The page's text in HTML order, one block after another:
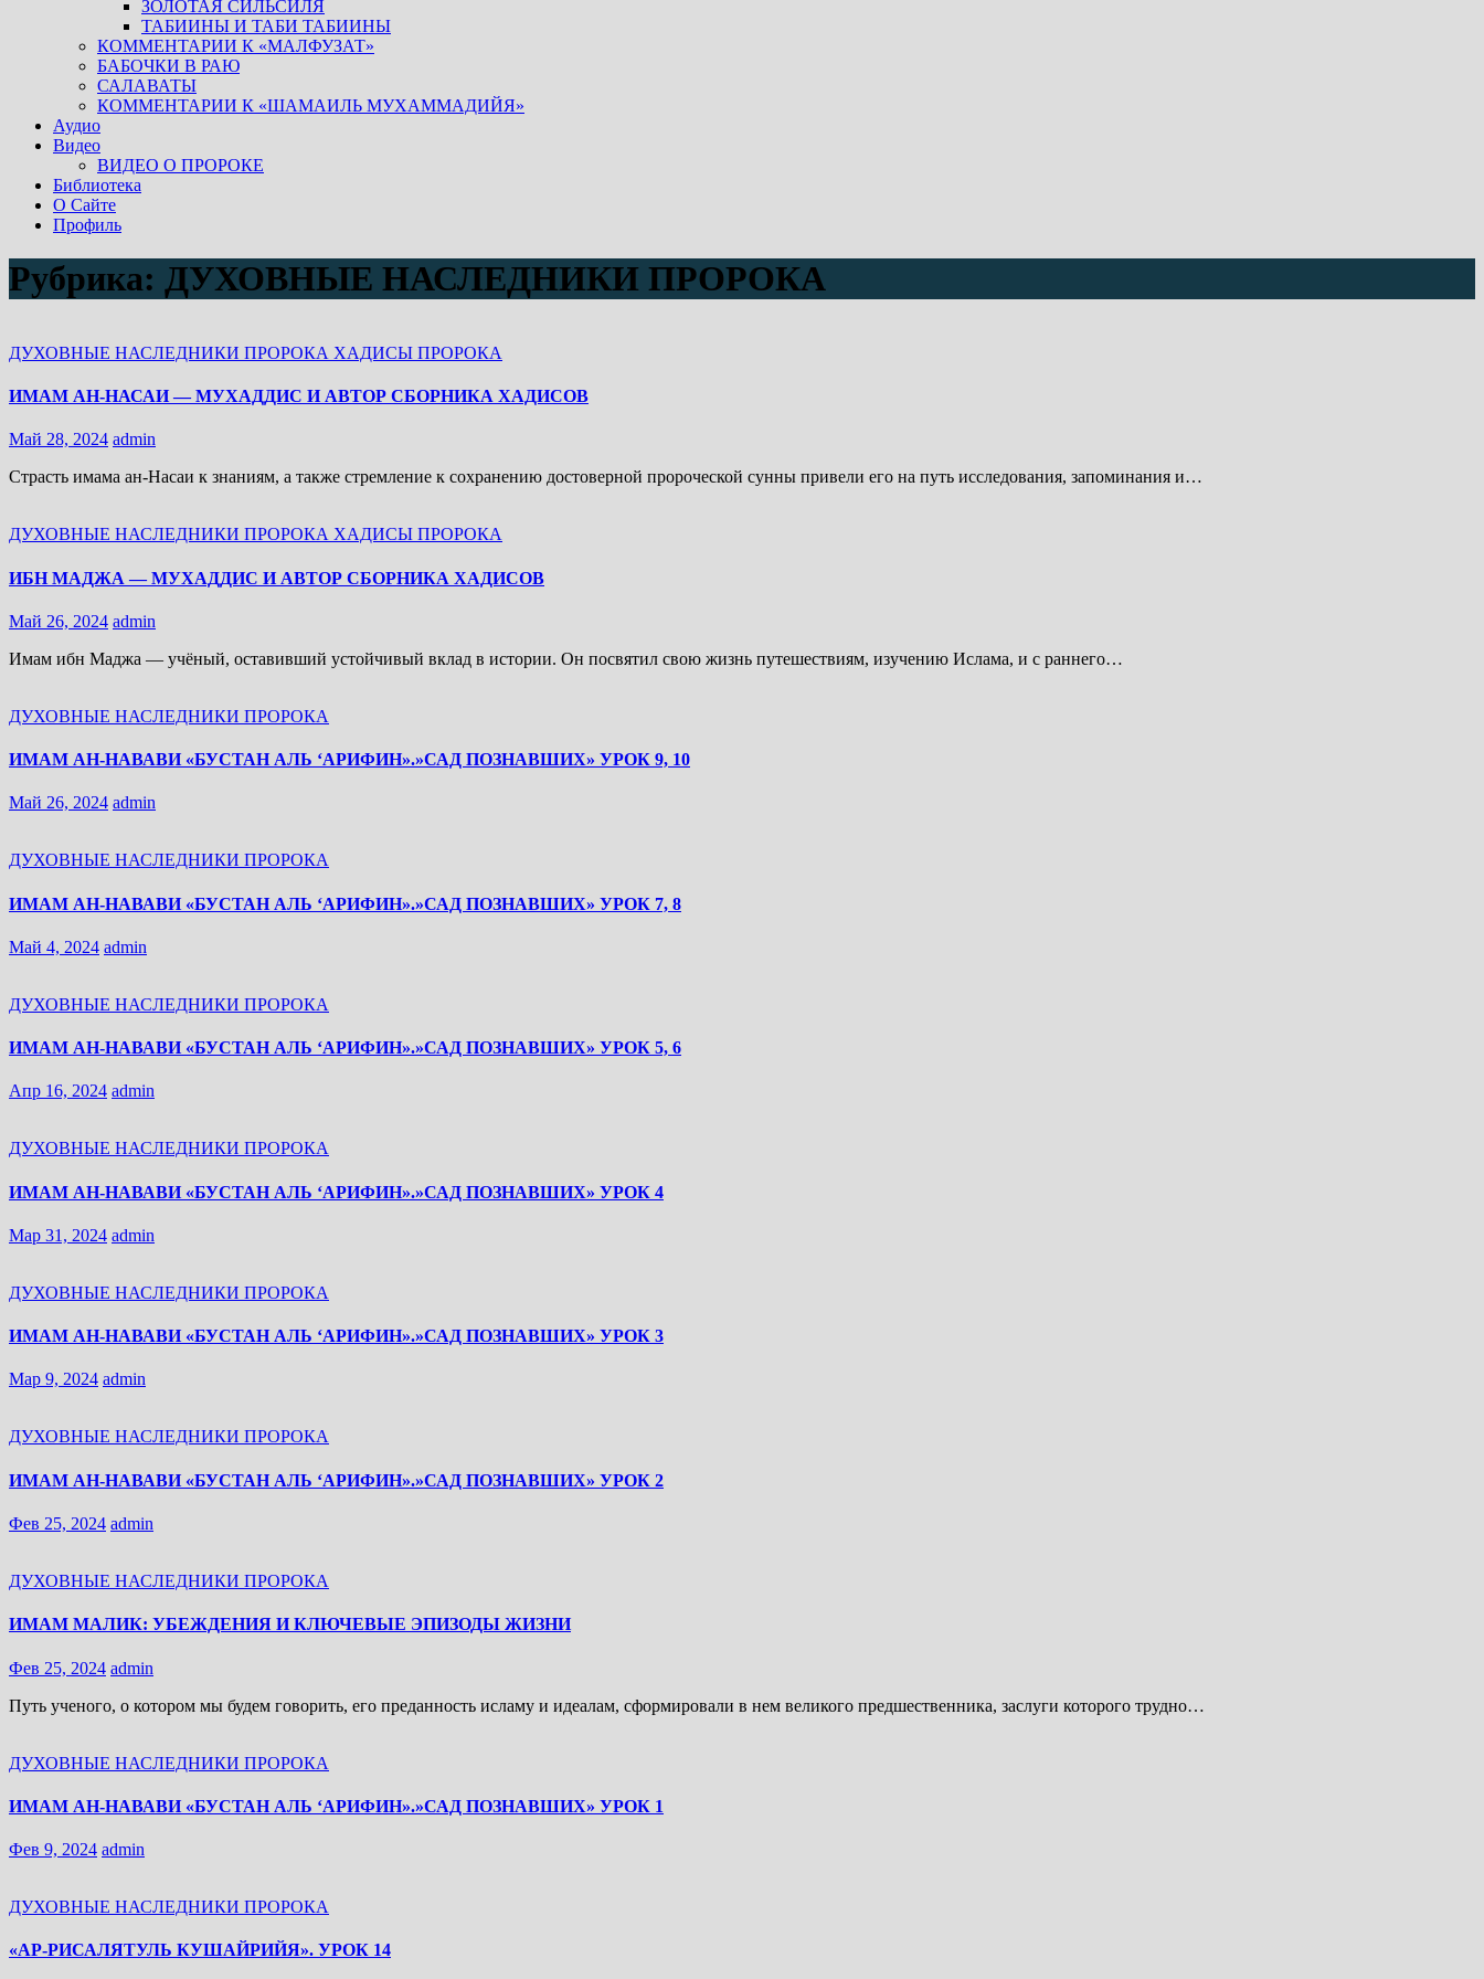
ЗОЛОТАЯ СИЛЬСИЛЯ
ТАБИИНЫ И ТАБИ ТАБИИНЫ
КОММЕНТАРИИ К «МАЛФУЗАТ»
БАБОЧКИ В РАЮ
САЛАВАТЫ
КОММЕНТАРИИ К «ШАМАИЛЬ МУХАММАДИЙЯ»
Аудио
Видео
ВИДЕО О ПРОРОКЕ
Библиотека
О Сайте
Профиль
Рубрика: ДУХОВНЫЕ НАСЛЕДНИКИ ПРОРОКА
ДУХОВНЫЕ НАСЛЕДНИКИ ПРОРОКА ХАДИСЫ ПРОРОКА
ИМАМ АН-НАСАИ — МУХАДДИС И АВТОР СБОРНИКА ХАДИСОВ
Май 28, 2024 admin
Страсть имама ан-Насаи к знаниям, а также стремление к сохранению достоверной пророческой сунны привели его на путь исследования, запоминания и…
ДУХОВНЫЕ НАСЛЕДНИКИ ПРОРОКА ХАДИСЫ ПРОРОКА
ИБН МАДЖА — МУХАДДИС И АВТОР СБОРНИКА ХАДИСОВ
Май 26, 2024 admin
Имам ибн Маджа — учёный, оставивший устойчивый вклад в истории. Он посвятил свою жизнь путешествиям, изучению Ислама, и с раннего…
ДУХОВНЫЕ НАСЛЕДНИКИ ПРОРОКА
ИМАМ АН-НАВАВИ «БУСТАН АЛЬ ‘АРИФИН».»САД ПОЗНАВШИХ» УРОК 9, 10
Май 26, 2024 admin
ДУХОВНЫЕ НАСЛЕДНИКИ ПРОРОКА
ИМАМ АН-НАВАВИ «БУСТАН АЛЬ ‘АРИФИН».»САД ПОЗНАВШИХ» УРОК 7, 8
Май 4, 2024 admin
ДУХОВНЫЕ НАСЛЕДНИКИ ПРОРОКА
ИМАМ АН-НАВАВИ «БУСТАН АЛЬ ‘АРИФИН».»САД ПОЗНАВШИХ» УРОК 5, 6
Апр 16, 2024 admin
ДУХОВНЫЕ НАСЛЕДНИКИ ПРОРОКА
ИМАМ АН-НАВАВИ «БУСТАН АЛЬ ‘АРИФИН».»САД ПОЗНАВШИХ» УРОК 4
Мар 31, 2024 admin
ДУХОВНЫЕ НАСЛЕДНИКИ ПРОРОКА
ИМАМ АН-НАВАВИ «БУСТАН АЛЬ ‘АРИФИН».»САД ПОЗНАВШИХ» УРОК 3
Мар 9, 2024 admin
ДУХОВНЫЕ НАСЛЕДНИКИ ПРОРОКА
ИМАМ АН-НАВАВИ «БУСТАН АЛЬ ‘АРИФИН».»САД ПОЗНАВШИХ» УРОК 2
Фев 25, 2024 admin
ДУХОВНЫЕ НАСЛЕДНИКИ ПРОРОКА
ИМАМ МАЛИК: УБЕЖДЕНИЯ И КЛЮЧЕВЫЕ ЭПИЗОДЫ ЖИЗНИ
Фев 25, 2024 admin
Путь ученого, о котором мы будем говорить, его преданность исламу и идеалам, сформировали в нем великого предшественника, заслуги которого трудно…
ДУХОВНЫЕ НАСЛЕДНИКИ ПРОРОКА
ИМАМ АН-НАВАВИ «БУСТАН АЛЬ ‘АРИФИН».»САД ПОЗНАВШИХ» УРОК 1
Фев 9, 2024 admin
ДУХОВНЫЕ НАСЛЕДНИКИ ПРОРОКА
«АР-РИСАЛЯТУЛЬ КУШАЙРИЙЯ». УРОК 14